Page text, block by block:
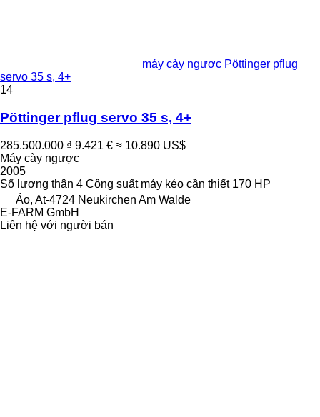
máy cày ngược Pöttinger pflug
servo 35 s, 4+
14
Pöttinger pflug servo 35 s, 4+
285.500.000 ₫ 9.421 € ≈ 10.890 US$
Máy cày ngược
2005
Số lượng thân 4 Công suất máy kéo cần thiết 170 HP
Áo, At-4724 Neukirchen Am Walde
E-FARM GmbH
Liên hệ với người bán